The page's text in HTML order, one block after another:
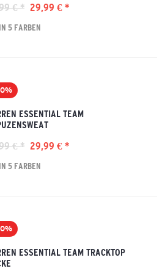
€ * 29,99 € *
IN 5 FARBEN
ESSENTIAL TEAM
€ * 29,99 € *
IN 5 FARBEN
ESSENTIAL TEAM TRACKTOP